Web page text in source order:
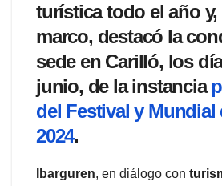
turística todo el año y,
marco, destacó la
sede en Carilló, los
junio, de la instancia
del Festival y Mundial
2024.
Ibarguren, en diálogo con